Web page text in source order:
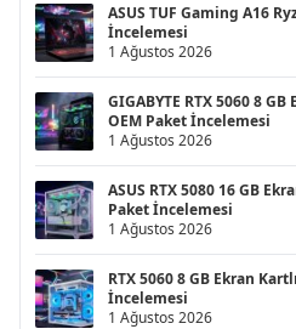
ASUS TUF Gaming A16
İncelemesi
1 Ağustos 2026
GIGABYTE RTX 5060 8
OEM Paket İncelemesi
1 Ağustos 2026
ASUS RTX 5080 16 GB
Paket İncelemesi
1 Ağustos 2026
RTX 5060 8 GB Ekran
İncelemesi
1 Ağustos 2026